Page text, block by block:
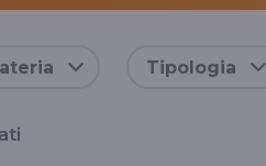
Tipologia